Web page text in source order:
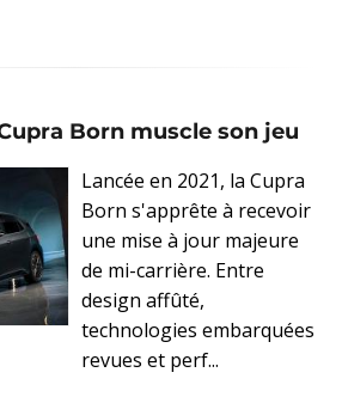
Born muscle son jeu
Lancée en 2021, la Cupra
Born s'apprête à recevoir
une mise à jour majeure
de mi-carrière. Entre
design affûté,
technologies embarquées
revues et perf...